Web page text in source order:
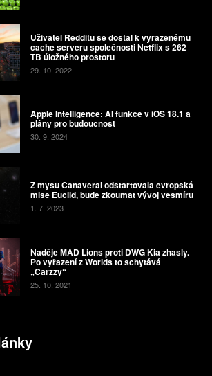
Uživatel Redditu se dostal k vyřazenému
cache serveru společnosti Netflix s 262
TB úložného prostoru
29. 10. 2022
Apple Intelligence: AI funkce v iOS 18.1 a
plány pro budoucnost
30. 9. 2024
Z mysu Canaveral odstartovala evropská
mise Euclid, bude zkoumat vývoj vesmíru
1. 7. 2023
Naděje MAD Lions proti DWG Kia zhasly.
Po vyřazení z Worlds to schytává
„Carzzy“
25. 10. 2021